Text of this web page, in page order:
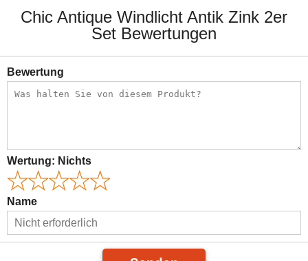
Chic Antique Windlicht Antik Zink 2er
Set Bewertungen
Bewertung
Wertung: Nichts
Name